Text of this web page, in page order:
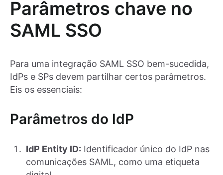
Parâmetros chave no
SAML SSO
Para uma integração SAML SSO bem-sucedida,
IdPs e SPs devem partilhar certos parâmetros.
Eis os essenciais:
Parâmetros do IdP
IdP Entity ID: Identificador único do IdP nas
comunicações SAML, como uma etiqueta